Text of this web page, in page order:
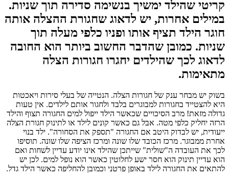
קריטי שהילד ימשיך בנשימה סדירה תוך שניות.
במילים אחרות, יש לדאוג שחגורת ההצלה אותה
חוגר הילד תציף אותו ופניו כלפי מעלה תוך
שניות. כמובן שהדבר החשוב ביותר הוא החובה
לדאוג לכך שהילדים יחגרו חגורות הצלה
מתאימות.
בשוק יש מבחר ענק של חגורות הצלה. הנטייה של בעלי סירות ויאכטות
היא להצטייד בחגורות למבוגרים בלבד ולחגור אותם לילדים. אין טעות
גדולה מזאת! מרב הסיכויים שכאשר הילד ייפול למים החגורה תצוף והילד
הרזה יחליק כלפי מטה. אבל גם כאשר קונים לילד או לתינוק חגורת הצלה
ייעודית, יש לבדוק היטב אם החגורה "תספק את הסחורה". ילד בנוי
אחרת ממבוגר. מרכז הכובד שלו שונה ומרכז הציפה שלו שונה. תוסיפו
לכך את העובדה ה"שולית" שייתכן שהילד אינו יודע עדיין לשחות ואם
הוא עדיין תינוק הוא חסר ישע לחלוטין כאשר הוא נופל למים. לכן יש
להתאים את החגורה לילד באופן פרטני וכמובן להחליפה כאשר הילד גדל.